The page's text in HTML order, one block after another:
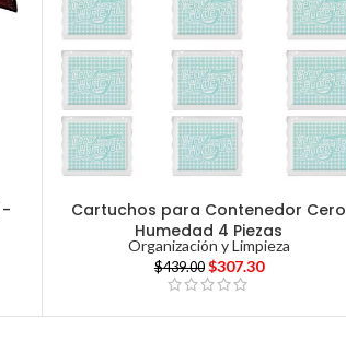
-
Cartuchos para Contenedor Cero
Humedad 4 Piezas
Organización y Limpieza
$439.00 $307.30